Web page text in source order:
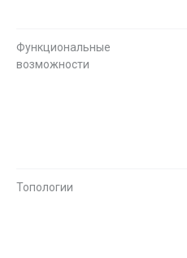
Функциональные
возможности
Топологии